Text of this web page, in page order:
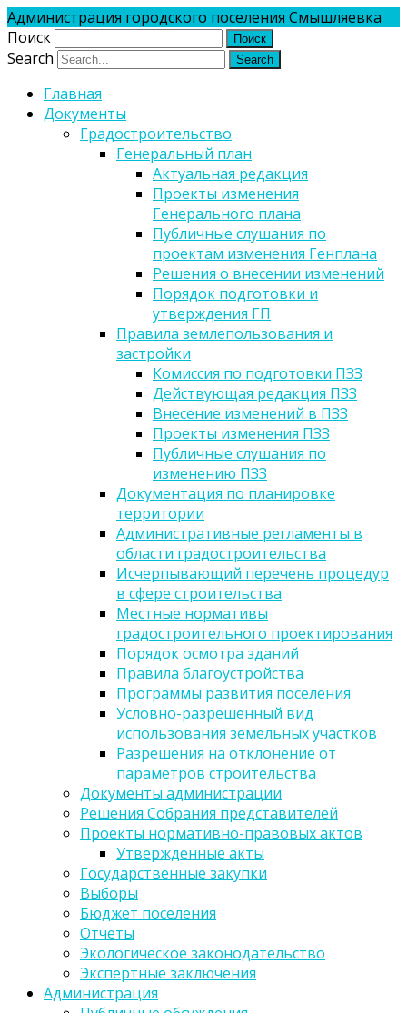
Администрация городского поселения Смышляевка
Поиск
Search
Главная
Документы
Градостроительство
Генеральный план
Актуальная редакция
Проекты изменения
Генерального плана
Публичные слушания по
проектам изменения Генплана
Решения о внесении изменений
Порядок подготовки и
утверждения ГП
Правила землепользования и
застройки
Комиссия по подготовки ПЗЗ
Действующая редакция ПЗЗ
Внесение изменений в ПЗЗ
Проекты изменения ПЗЗ
Публичные слушания по
изменению ПЗЗ
Документация по планировке
территории
Административные регламенты в
области градостроительства
Исчерпывающий перечень процедур
в сфере строительства
Местные нормативы
градостроительного проектирования
Порядок осмотра зданий
Правила благоустройства
Программы развития поселения
Условно-разрешенный вид
использования земельных участков
Разрешения на отклонение от
параметров строительства
Документы администрации
Решения Собрания представителей
Проекты нормативно-правовых актов
Утвержденные акты
Государственные закупки
Выборы
Бюджет поселения
Отчеты
Экологическое законодательство
Экспертные заключения
Администрация